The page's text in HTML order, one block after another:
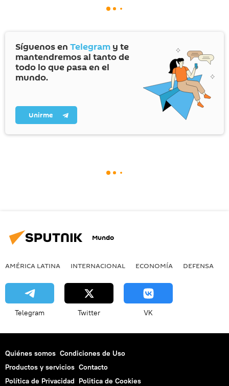
Síguenos en Telegram y te
mantendremos al tanto de
todo lo que pasa en el
mundo.
Unirme
Mundo
AMÉRICA LATINA INTERNACIONAL ECONOMÍA DEFENSA
Telegram Twitter VK
Quiénes somos Condiciones de Uso
Productos y servicios Contacto
Política de Privacidad Politica de Cookies